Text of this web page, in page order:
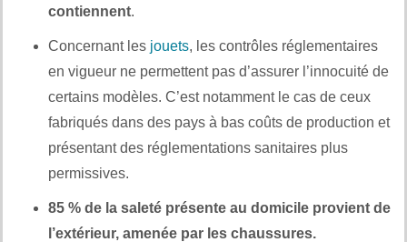
contiennent.
Concernant les jouets, les contrôles réglementaires
en vigueur ne permettent pas d’assurer l’innocuité de
certains modèles. C’est notamment le cas de ceux
fabriqués dans des pays à bas coûts de production et
présentant des réglementations sanitaires plus
permissives.
85 % de la saleté présente au domicile provient de
l’extérieur, amenée par les chaussures.